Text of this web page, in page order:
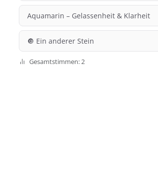
Aquamarin – Gelassenheit & Klarheit
🔘 Ein anderer Stein
Gesamtstimmen: 2